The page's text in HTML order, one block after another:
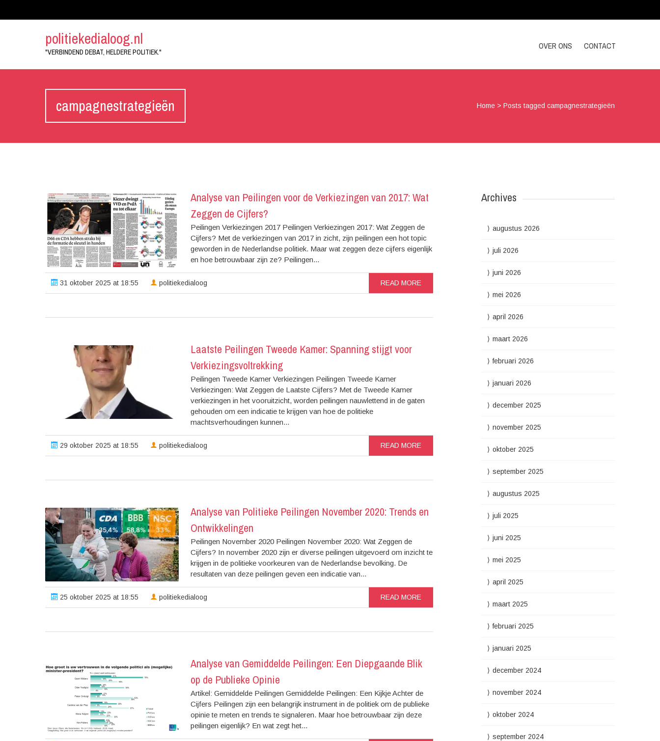
politiekedialoog.nl
"VERBINDEND DEBAT, HELDERE POLITIEK."
OVER ONS CONTACT
campagnestrategieën Home >Posts tagged campagnestrategieën
Analyse van Peilingen voor de Verkiezingen van 2017: Wat
Zeggen de Cijfers?
Peilingen Verkiezingen 2017 Peilingen Verkiezingen 2017: Wat Zeggen de
Cijfers? Met de verkiezingen van 2017 in zicht, zijn peilingen een hot topic
geworden in de Nederlandse politiek. Maar wat zeggen deze cijfers eigenlijk
en hoe betrouwbaar zijn ze? Peilingen...
31 oktober 2025 at 18:55 politiekedialoog READ MORE
Laatste Peilingen Tweede Kamer: Spanning stijgt voor
Verkiezingsvoltrekking
Peilingen Tweede Kamer Verkiezingen Peilingen Tweede Kamer
Verkiezingen: Wat Zeggen de Laatste Cijfers? Met de Tweede Kamer
verkiezingen in het vooruitzicht, worden peilingen nauwlettend in de gaten
gehouden om een indicatie te krijgen van hoe de politieke
machtsverhoudingen kunnen...
29 oktober 2025 at 18:55 politiekedialoog READ MORE
Analyse van Politieke Peilingen November 2020: Trends en
Ontwikkelingen
Peilingen November 2020 Peilingen November 2020: Wat Zeggen de
Cijfers? In november 2020 zijn er diverse peilingen uitgevoerd om inzicht te
krijgen in de politieke voorkeuren van de Nederlandse bevolking. De
resultaten van deze peilingen geven een indicatie van...
25 oktober 2025 at 18:55 politiekedialoog READ MORE
Analyse van Gemiddelde Peilingen: Een Diepgaande Blik
op de Publieke Opinie
Artikel: Gemiddelde Peilingen Gemiddelde Peilingen: Een Kijkje Achter de
Cijfers Peilingen zijn een belangrijk instrument in de politiek om de publieke
opinie te meten en trends te signaleren. Maar hoe betrouwbaar zijn deze
peilingen eigenlijk? En wat zegt het...
Archives
augustus 2026
juli 2026
juni 2026
mei 2026
april 2026
maart 2026
februari 2026
januari 2026
december 2025
november 2025
oktober 2025
september 2025
augustus 2025
juli 2025
juni 2025
mei 2025
april 2025
maart 2025
februari 2025
januari 2025
december 2024
november 2024
oktober 2024
september 2024